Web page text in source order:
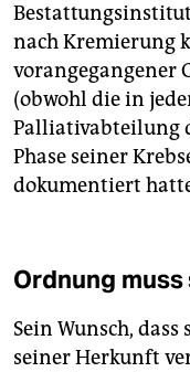
nach Kremierung
vorangegangener
(obwohl die in
Palliativabteilung
Phase seiner
dokumentiert
Ordnung muss
Sein Wunsch,
seiner Herkunft